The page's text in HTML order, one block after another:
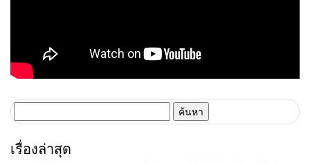
สำหรับ:
เรื่องล่าสุด